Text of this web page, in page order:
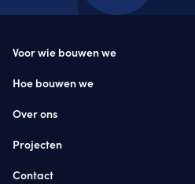
Voor wie bouwen we
Hoe bouwen we
Over ons
Projecten
Contact